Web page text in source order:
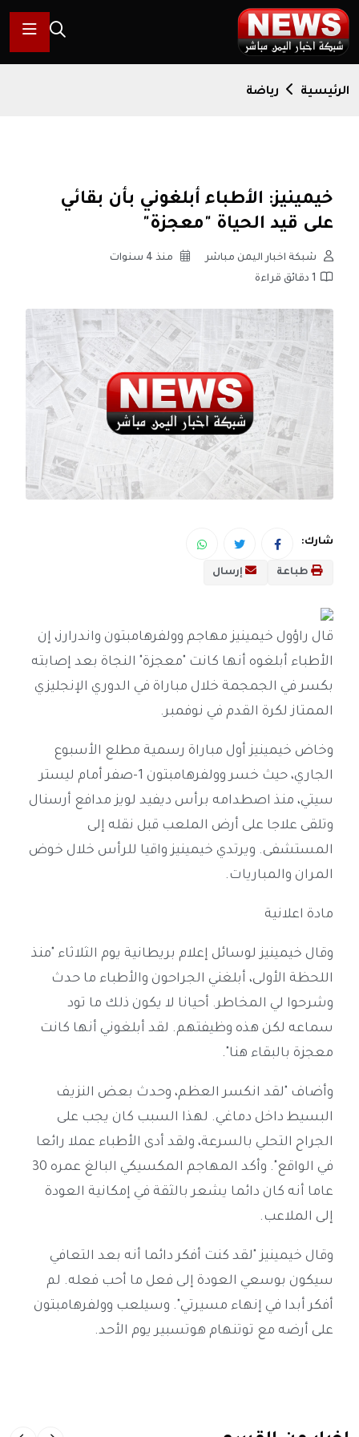
الرئيسية رياضة
خيمينيز: الأطباء أبلغوني بأن بقائي
على قيد الحياة "معجزة"
شبكة اخبار اليمن مباشر
منذ 4 سنوات
1 دقائق قراءة
شارك:
طباعة إرسال
قال راؤول خيمينيز مهاجم وولفرهامبتون واندرارز، إن
الأطباء أبلغوه أنها كانت "معجزة" النجاة بعد إصابته
بكسر في الجمجمة خلال مباراة في الدوري الإنجليزي
الممتاز لكرة القدم في نوفمبر.
وخاض خيمينيز أول مباراة رسمية مطلع الأسبوع
الجاري، حيث خسر وولفرهامبتون 1-صفر أمام ليستر
سيتي، منذ اصطدامه برأس ديفيد لويز مدافع أرسنال
وتلقى علاجا على أرض الملعب قبل نقله إلى
المستشفى. ويرتدي خيمينيز واقيا للرأس خلال خوض
المران والمباريات.
مادة اعلانية
وقال خيمينيز لوسائل إعلام بريطانية يوم الثلاثاء "منذ
اللحظة الأولى، أبلغني الجراحون والأطباء ما حدث
وشرحوا لي المخاطر. أحيانا لا يكون ذلك ما تود
سماعه لكن هذه وظيفتهم. لقد أبلغوني أنها كانت
معجزة بالبقاء هنا".
وأضاف "لقد انكسر العظم، وحدث بعض النزيف
البسيط داخل دماغي. لهذا السبب كان يجب على
الجراح التحلي بالسرعة، ولقد أدى الأطباء عملا رائعا
في الواقع". وأكد المهاجم المكسيكي البالغ عمره 30
عاما أنه كان دائما يشعر بالثقة في إمكانية العودة
إلى الملاعب.
وقال خيمينيز "لقد كنت أفكر دائما أنه بعد التعافي
سيكون بوسعي العودة إلى فعل ما أحب فعله. لم
أفكر أبدا في إنهاء مسيرتي". وسيلعب وولفرهامبتون
على أرضه مع توتنهام هوتسبير يوم الأحد.